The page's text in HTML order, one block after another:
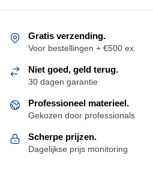
Gratis verzending.
Voor bestellingen + €500 ex.
Niet goed, geld terug.
30 dagen garantie
Professioneel materieel.
Gekozen door professionals
Scherpe prijzen.
Dagelijkse prijs monitoring